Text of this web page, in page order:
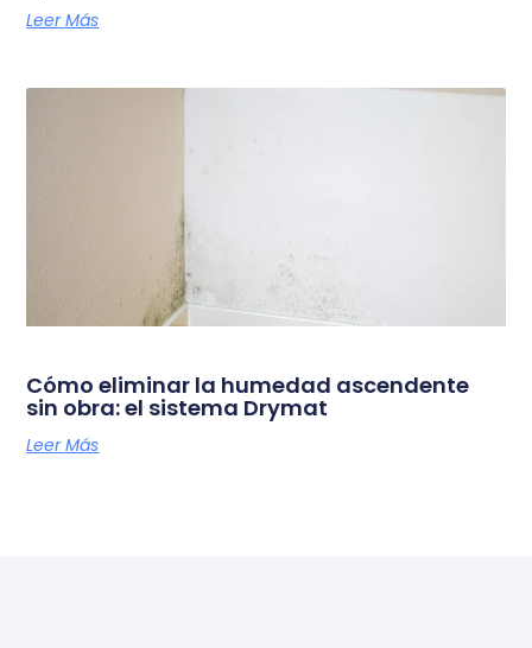
Leer Más
Cómo eliminar la humedad ascendente
sin obra: el sistema Drymat
Leer Más